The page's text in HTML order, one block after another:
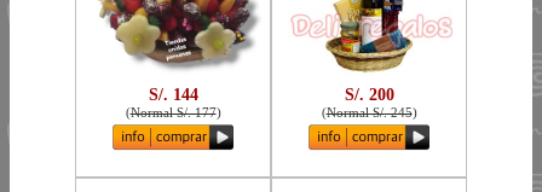
S/. 144
(Normal S/. 177)
S/. 200
(Normal S/. 245)